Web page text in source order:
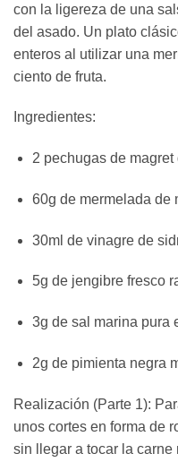
con la ligereza de una
del asado. Un plato
enteros al utilizar una
ciento de fruta.
Ingredientes:
2 pechugas de
60g de mermelada de
30ml de vinagre de
5g de jengibre fresco
3g de sal marina pura
2g de pimienta negra
Realización (Parte 1):
unos cortes en forma de
sin llegar a tocar la